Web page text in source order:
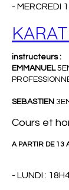
- MERCREDI
instructeurs :
EMMANUEL
SEBASTIEN
Cours et
A PARTIR DE 13
- LUNDI :